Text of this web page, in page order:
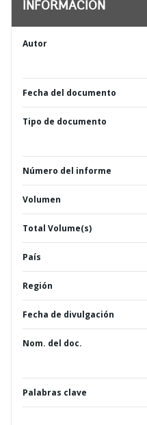
INFORMACIÓN
Autor
Fecha del documento
Tipo de documento
Número del informe
Volumen
Total Volume(s)
País
Región
Fecha de divulgación
Nom. del doc.
Palabras clave